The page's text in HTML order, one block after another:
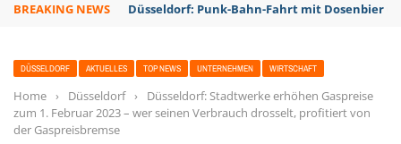
BREAKING NEWS Düsseldorf: Punk-Bahn-Fahrt mit Dosenbier
DÜSSELDORF AKTUELLES TOP NEWS UNTERNEHMEN WIRTSCHAFT
Home › Düsseldorf ›
Düsseldorf: Stadtwerke erhöhen Gaspreise
zum 1. Februar 2023 – wer seinen Verbrauch drosselt, profitiert von
der Gaspreisbremse